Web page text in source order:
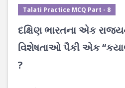
Talati Practice MCQ Part - 8
દક્ષિણ ભારતના એક
વિશેષતાઓ પૈકી એક
?